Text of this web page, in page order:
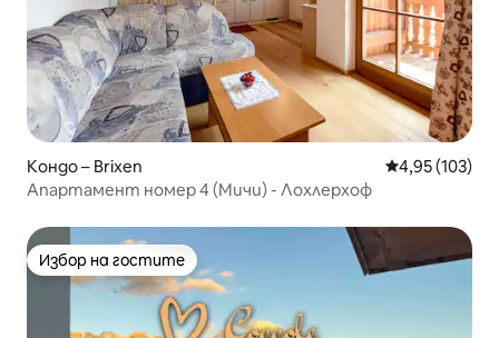
Кондо – Brixen Средна
4,95 (103)
Апартамент номер 4 (Мичи) - Лохлерхоф
Избор на гостите
Избор на гостите